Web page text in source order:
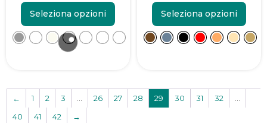
Seleziona opzioni Seleziona opzioni
← 1 2 3 … 26 27 28 29 30 31 32
…
40
41 42 →